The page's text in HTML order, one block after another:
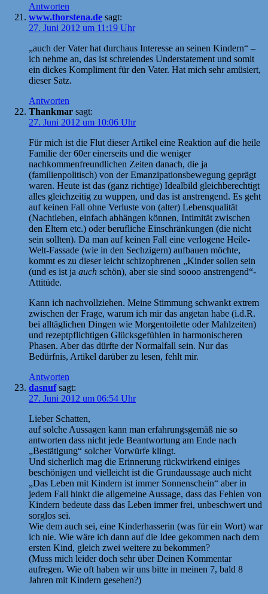
Antworten
www.thorstena.de sagt:
27. Juni 2012 um 11:19 Uhr
„auch der Vater hat durchaus Interesse an seinen Kindern“ –
ich nehme an, das ist schreiendes Understatement und somit
ein dickes Kompliment für den Vater. Hat mich sehr amüsiert,
dieser Satz.
Antworten
Thankmar sagt:
27. Juni 2012 um 10:06 Uhr
Für mich ist die Flut dieser Artikel eine Reaktion auf die heile
Familie der 60er einerseits und die weniger
nachkommenfreundlichen Zeiten danach, die ja
(familienpolitisch) von der Emanzipationsbewegung geprägt
waren. Heute ist das (ganz richtige) Idealbild gleichberechtigt
alles gleichzeitig zu wuppen, und das ist anstrengend. Es geht
auf keinen Fall ohne Verluste von (alter) Lebensqualität
(Nachtleben, einfach abhängen können, Intimität zwischen
den Eltern etc.) oder berufliche Einschränkungen (die nicht
sein sollten). Da man auf keinen Fall eine verlogene Heile-
Welt-Fassade (wie in den Sechzigern) aufbauen möchte,
kommt es zu dieser leicht schizophrenen „Kinder sollen sein
(und es ist ja auch schön), aber sie sind soooo anstrengend“-
Attitüde.
Kann ich nachvollziehen. Meine Stimmung schwankt extrem
zwischen der Frage, warum ich mir das angetan habe (i.d.R.
bei alltäglichen Dingen wie Morgentoilette oder Mahlzeiten)
und rezeptpflichtigen Glücksgefühlen in harmonischeren
Phasen. Aber das dürfte der Normalfall sein. Nur das
Bedürfnis, Artikel darüber zu lesen, fehlt mir.
Antworten
dasnuf sagt:
27. Juni 2012 um 06:54 Uhr
Lieber Schatten,
auf solche Aussagen kann man erfahrungsgemäß nie so
antworten dass nicht jede Beantwortung am Ende nach
„Bestätigung“ solcher Vorwürfe klingt.
Und sicherlich mag die Erinnerung rückwirkend einiges
beschönigen und vielleicht ist die Grundaussage auch nicht
„Das Leben mit Kindern ist immer Sonnenschein“ aber in
jedem Fall hinkt die allgemeine Aussage, dass das Fehlen von
Kindern bedeute dass das Leben immer frei, unbeschwert und
sorglos sei.
Wie dem auch sei, eine Kinderhasserin (was für ein Wort) war
ich nie. Wie wäre ich dann auf die Idee gekommen nach dem
ersten Kind, gleich zwei weitere zu bekommen?
(Muss mich leider doch sehr über Deinen Kommentar
aufregen. Wie oft haben wir uns bitte in meinen 7, bald 8
Jahren mit Kindern gesehen?)